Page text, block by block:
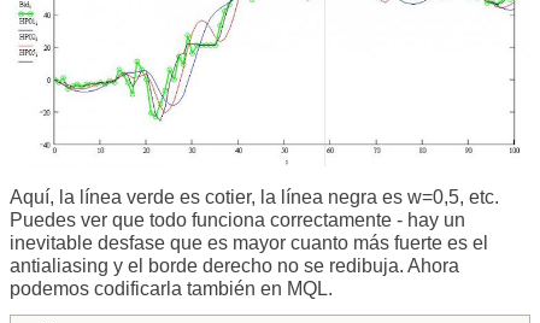
Aquí, la línea verde es cotier, la línea negra es w=0,5, etc.
Puedes ver que todo funciona correctamente - hay un
inevitable desfase que es mayor cuanto más fuerte es el
antialiasing y el borde derecho no se redibuja. Ahora
podemos codificarla también en MQL.